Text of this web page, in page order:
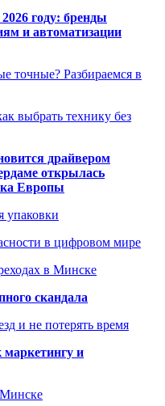
году: бренды
и автоматизации
точные? Разбираемся в
выбрать технику без
драйвером
открылась
Европы
упаковки
в цифровом мире
в Минске
скандала
и не потерять время
и